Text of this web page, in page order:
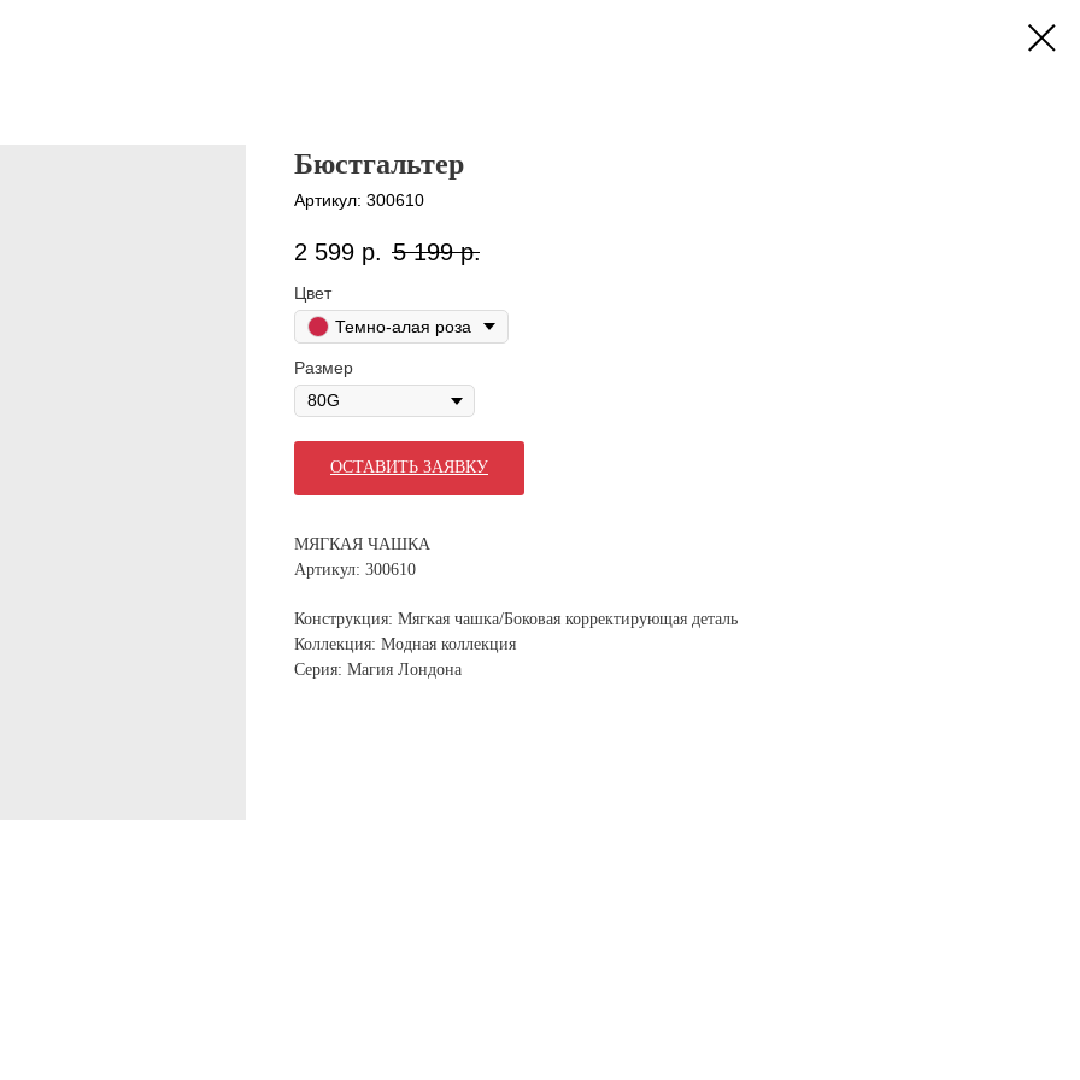
Бюстгальтер
Артикул: 300610
2 599 р. 5 199 р.
Цвет
Темно-алая роза
Размер
ОСТАВИТЬ ЗАЯВКУ
МЯГКАЯ ЧАШКА
Артикул: 300610
Конструкция: Мягкая чашка/Боковая корректирующая деталь
Коллекция: Модная коллекция
Серия: Магия Лондона